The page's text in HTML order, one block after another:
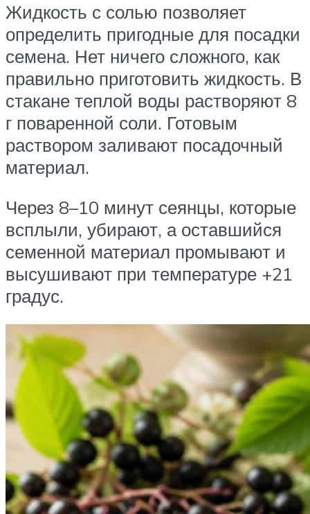
Жидкость с солью позволяет
определить пригодные для посадки
семена. Нет ничего сложного, как
правильно приготовить жидкость. В
стакане теплой воды растворяют 8
г поваренной соли. Готовым
раствором заливают посадочный
материал.
Через 8–10 минут сеянцы, которые
всплыли, убирают, а оставшийся
семенной материал промывают и
высушивают при температуре +21
градус.